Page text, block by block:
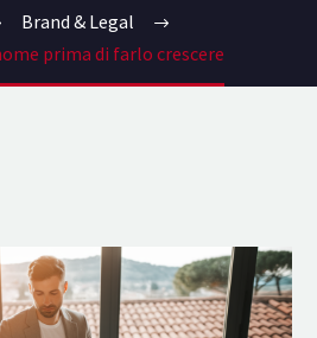
Brand & Legal
prima di farlo crescere